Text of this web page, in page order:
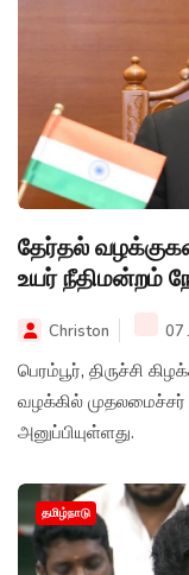
தேர்தல்
உயர் நீதிமன்றம்
Christon 07
பெரம்பூர், திருச்சி
வழக்கில்
அனுப்பியுள்ளது.
தமிழ்நாடு